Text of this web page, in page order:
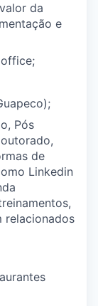
da
e
Pós
de
Linkedin
relacionados